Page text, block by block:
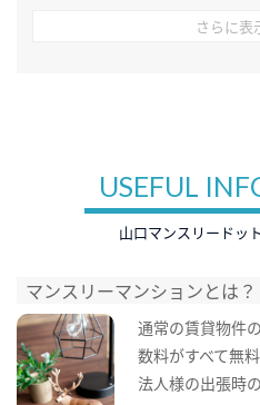
さらに表
USEFUL
山口マンスリードッ
マンスリーマンションとは？
通常の賃貸物件
数料がすべて無
法人様の出張時